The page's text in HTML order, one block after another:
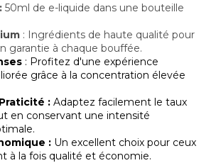
50ml de e-liquide dans une bouteille
: Ingrédients de haute qualité pour
garantie à chaque bouffée.
: Profitez d'une expérience
grâce à la concentration élevée
: Adaptez facilement le taux
en conservant une intensité
: Un excellent choix pour ceux
à la fois qualité et économie.